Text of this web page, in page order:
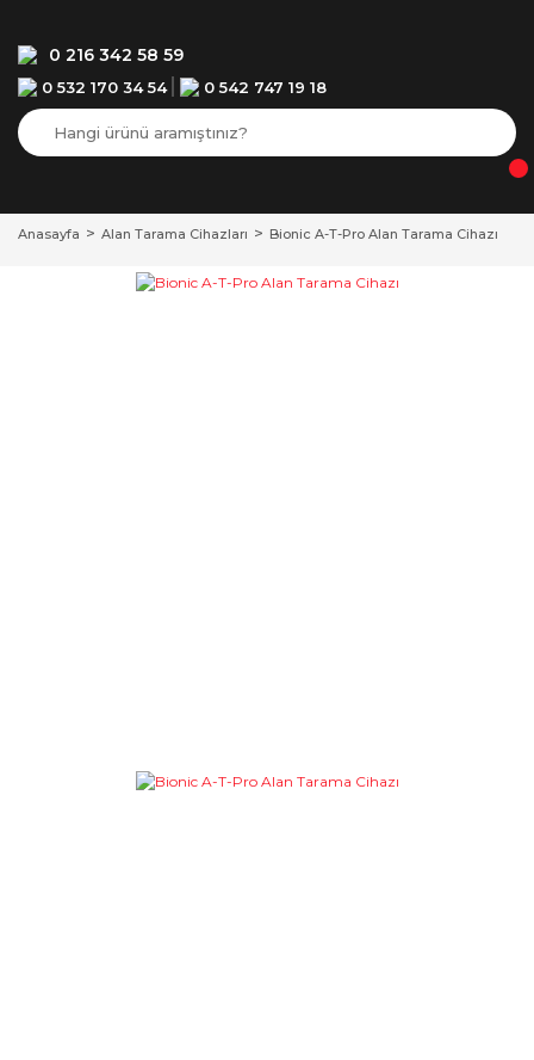
0 216 342 58 59
0 532 170 34 54 0 542 747 19 18
Anasayfa Alan Tarama Cihazları Bionic A-T-Pro Alan Tarama Cihazı